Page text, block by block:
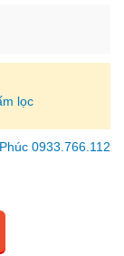
lọc
Phúc 0933.766.112